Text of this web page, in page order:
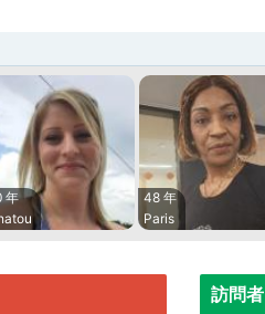
年
48 年
Paris
訪問者